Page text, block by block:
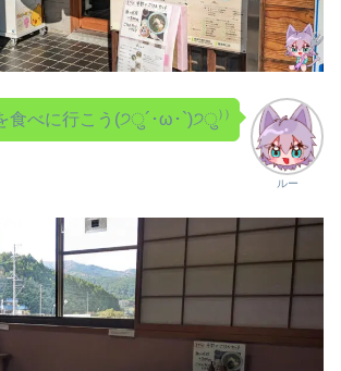
ルー
食べに行こう(੭ु´･ω･`)੭ु⁾⁾